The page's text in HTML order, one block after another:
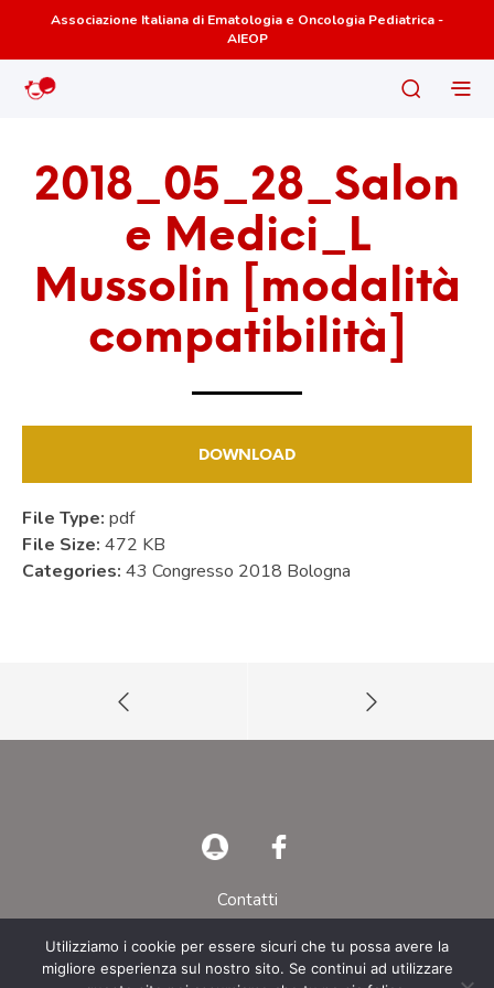
Associazione Italiana di Ematologia e Oncologia Pediatrica -
AIEOP
2018_05_28_Salon
e Medici_L
Mussolin [modalità
compatibilità]
DOWNLOAD
File Type: pdf
File Size: 472 KB
Categories: 43 Congresso 2018 Bologna
Contatti
Utilizziamo i cookie per essere sicuri che tu possa avere la
migliore esperienza sul nostro sito. Se continui ad utilizzare